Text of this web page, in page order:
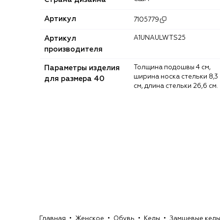
Артикул 7105779
Артикул
производителя
A1UNAULWTS25
Параметры изделия
для размера 40
ширина носка стельки 8,3
см, длина стельки 26,6 см.
Главная Женское Обувь Кеды Замшевые